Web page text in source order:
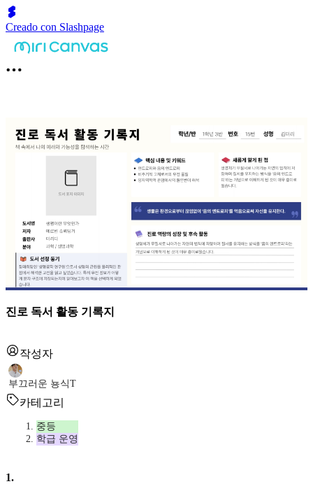
Creado con Slashpage
진로 독서 활동 기록지
작성자
부끄러운 뇽식T
카테고리
중등
학급 운영
1.